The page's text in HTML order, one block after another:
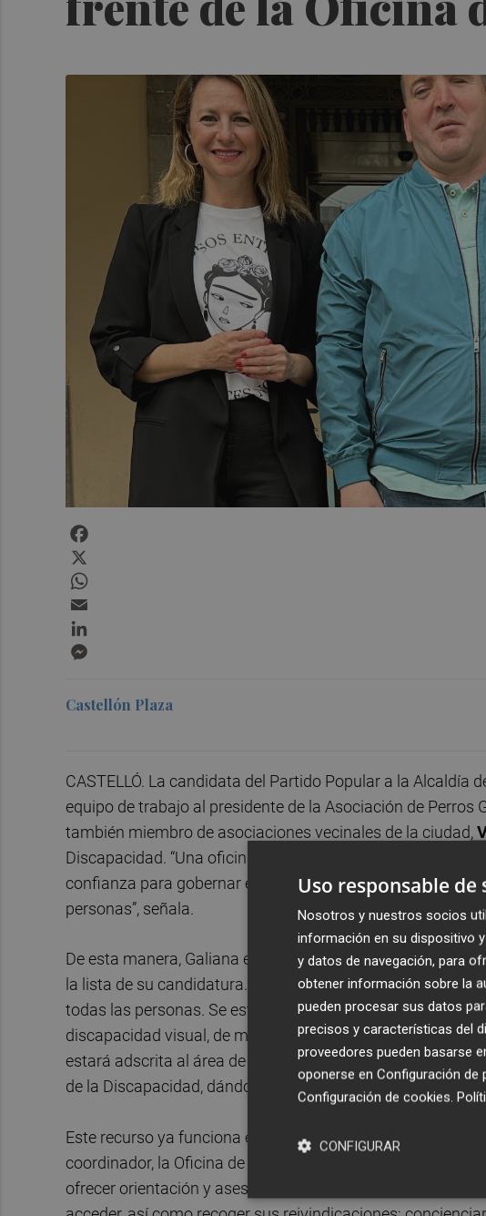
Castellón Plaza
CASTELLÓ. La candidata del Partido Popular a la Alcaldía
equipo de trabajo al presidente de la Asociación de Perros
también miembro de asociaciones vecinales de la ciudad,
Discapacidad. “Una oficina, pionera en Castellón, que
confianza para gobernar el próximo 28 de mayo. Velará
personas”, señala.
De esta manera, Galiana entra a formar parte del equipo
la lista de su candidatura. “Queremos que todos los
todas las personas. Se estima que en nuestra ciudad son
discapacidad visual, de movilidad, auditiva, con
estará adscrita al área de Bienestar Social del
de la Discapacidad, dándole la importancia y la atención
Este recurso ya funciona en Ayuntamientos como el de
coordinador, la Oficina de la Discapacidad tendrá tres
ofrecer orientación y asesoramiento tanto de sus
Uso responsable de
Nosotros y nuestros socios
información en su dispositivo
y datos de navegación, para
obtener información sobre la
pueden procesar sus datos
precisos y características del
proveedores pueden basarse
oponerse en Configuración de
Configuración de cookies.
CONFIGURAR